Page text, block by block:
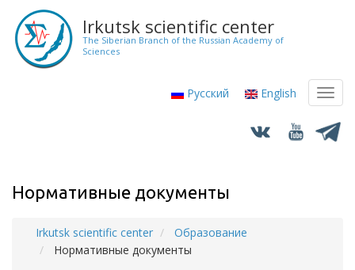
main
content
Irkutsk scientific center
The Siberian Branch of the Russian Academy of
Sciences
Русский English
Нормативные документы
Breadcrumb
Irkutsk scientific center
Образование
Нормативные документы